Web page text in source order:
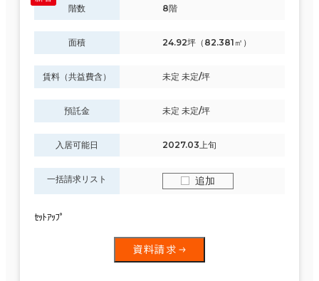
階数 8階
面積 24.92坪（82.381㎡）
賃料（共益費含） 未定 未定/坪
預託金 未定 未定/坪
入居可能日 2027.03上旬
一括請求リスト 追加
ｾｯﾄｱｯﾌﾟ
資料請求